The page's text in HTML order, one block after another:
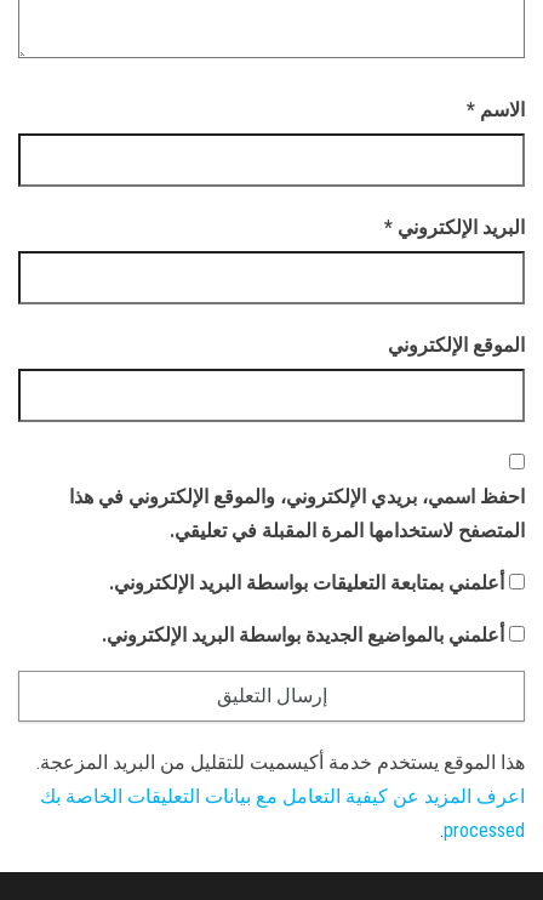
الاسم *
البريد الإلكتروني *
الموقع الإلكتروني
احفظ اسمي، بريدي الإلكتروني، والموقع الإلكتروني في هذا
المتصفح لاستخدامها المرة المقبلة في تعليقي.
أعلمني بمتابعة التعليقات بواسطة البريد الإلكتروني.
أعلمني بالمواضيع الجديدة بواسطة البريد الإلكتروني.
هذا الموقع يستخدم خدمة أكيسميت للتقليل من البريد المزعجة.
اعرف المزيد عن كيفية التعامل مع بيانات التعليقات الخاصة بك
processed
.